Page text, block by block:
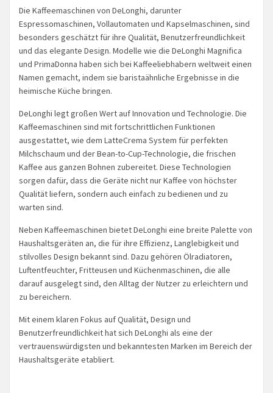
Die Kaffeemaschinen von DeLonghi, darunter
Espressomaschinen, Vollautomaten und Kapselmaschinen, sind
besonders geschätzt für ihre Qualität, Benutzerfreundlichkeit
und das elegante Design. Modelle wie die DeLonghi Magnifica
und PrimaDonna haben sich bei Kaffeeliebhabern weltweit einen
Namen gemacht, indem sie baristaähnliche Ergebnisse in die
heimische Küche bringen.
DeLonghi legt großen Wert auf Innovation und Technologie. Die
Kaffeemaschinen sind mit fortschrittlichen Funktionen
ausgestattet, wie dem LatteCrema System für perfekten
Milchschaum und der Bean-to-Cup-Technologie, die frischen
Kaffee aus ganzen Bohnen zubereitet. Diese Technologien
sorgen dafür, dass die Geräte nicht nur Kaffee von höchster
Qualität liefern, sondern auch einfach zu bedienen und zu
warten sind.
Neben Kaffeemaschinen bietet DeLonghi eine breite Palette von
Haushaltsgeräten an, die für ihre Effizienz, Langlebigkeit und
stilvolles Design bekannt sind. Dazu gehören Ölradiatoren,
Luftentfeuchter, Fritteusen und Küchenmaschinen, die alle
darauf ausgelegt sind, den Alltag der Nutzer zu erleichtern und
zu bereichern.
Mit einem klaren Fokus auf Qualität, Design und
Benutzerfreundlichkeit hat sich DeLonghi als eine der
vertrauenswürdigsten und bekanntesten Marken im Bereich der
Haushaltsgeräte etabliert.